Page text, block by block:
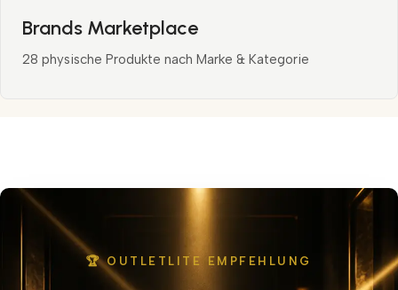
Brands Marketplace
28 physische Produkte nach Marke & Kategorie
🏆 OUTLETLITE EMPFEHLUNG